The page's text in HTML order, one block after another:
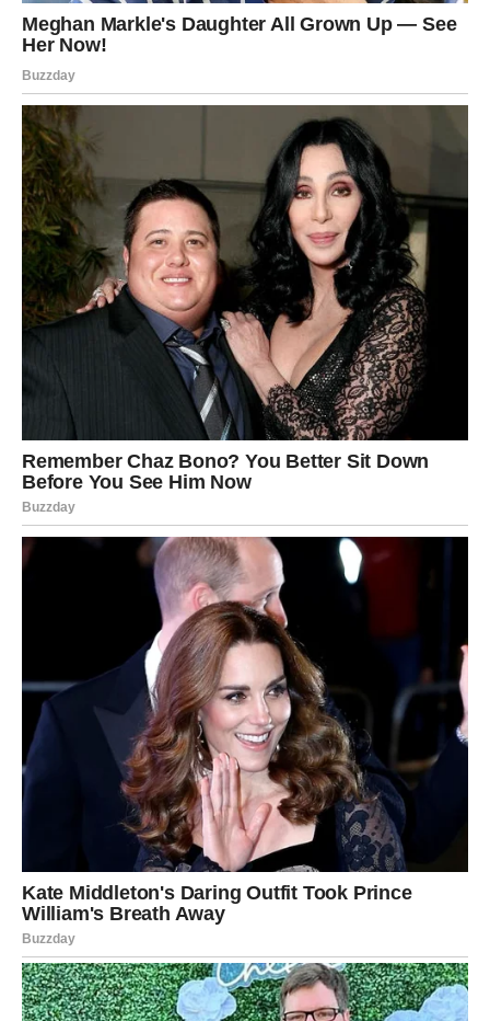
UNUTRAŠNJI PREOKRET – KO
SI KADA NIKO NE GLEDA?
Najveća radikalna promena kod Lava dešava se iznutra.
U jednom trenutku shvatate da:
ne morate uvek biti najjači
ne morate nositi tuđe odgovornosti
imate pravo da budete umorni
Ova spoznaja može biti šokantna jer ste navikli da vas
drugi vide kao oslonac. Sada učite da budete oslonac
sebi, a ne svima oko sebe. Počinjete da skidate uloge,
maske i očekivanja koja vam nisu pripadala.
Unutrašnja istina: Tvoja vrednost ne zavisi od aplauza.
ZAŠTO SE OVO DEŠAVA BAŠ
SADA?
Zato što ste prerasli staru verziju sebe.
Sudbina vam sada oduzima ono što je hranilo ego, da bi
vam dala ono što hrani dušu. Sve što se ruši:
ruši se jer je bilo zasnovano na spoljašnjoj potvrdi
odlazi jer vas je iscrpljivalo
menja se jer vas je držalo u ulozi koja vam više ne
pristaje